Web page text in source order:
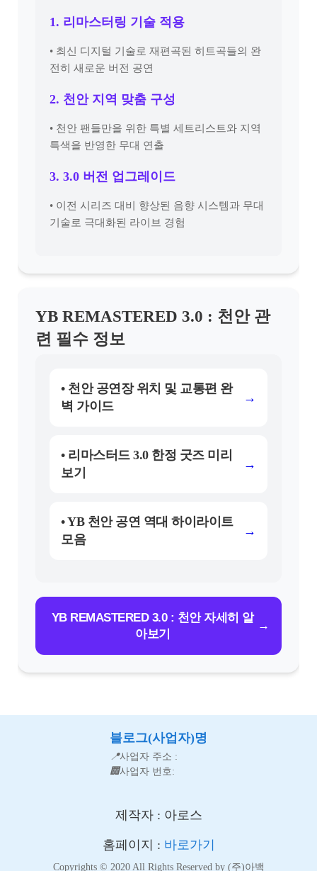
1. 리마스터링 기술 적용
• 최신 디지털 기술로 재편곡된 히트곡들의 완
전히 새로운 버전 공연
2. 천안 지역 맞춤 구성
• 천안 팬들만을 위한 특별 세트리스트와 지역
특색을 반영한 무대 연출
3. 3.0 버전 업그레이드
• 이전 시리즈 대비 향상된 음향 시스템과 무대
기술로 극대화된 라이브 경험
YB REMASTERED 3.0 : 천안 관
련 필수 정보
• 천안 공연장 위치 및 교통편 완
벽 가이드
→
• 리마스터드 3.0 한정 굿즈 미리
보기
→
• YB 천안 공연 역대 하이라이트
모음
→
YB REMASTERED 3.0 : 천안 자세히 알
아보기
→
블로그(사업자)명
📍사업자 주소 :
🏢사업자 번호:
제작자 : 아로스
홈페이지 : 바로가기
Copyrights © 2020 All Rights Reserved by (주)아백